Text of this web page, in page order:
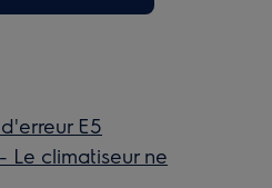
E5
Le climatiseur ne